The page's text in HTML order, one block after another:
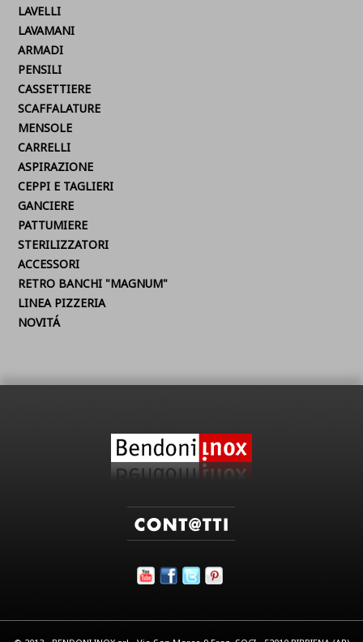
LAVELLI
LAVAMANI
ARMADI
PENSILI
CASSETTIERE
SCAFFALATURE
MENSOLE
CARRELLI
ASPIRAZIONE
CEPPI E TAGLIERI
GANCIERE
PATTUMIERE
STERILIZZATORI
ACCESSORI
RETRO BANCHI "MAGNUM"
LINEA PIZZERIA
NOVITÁ